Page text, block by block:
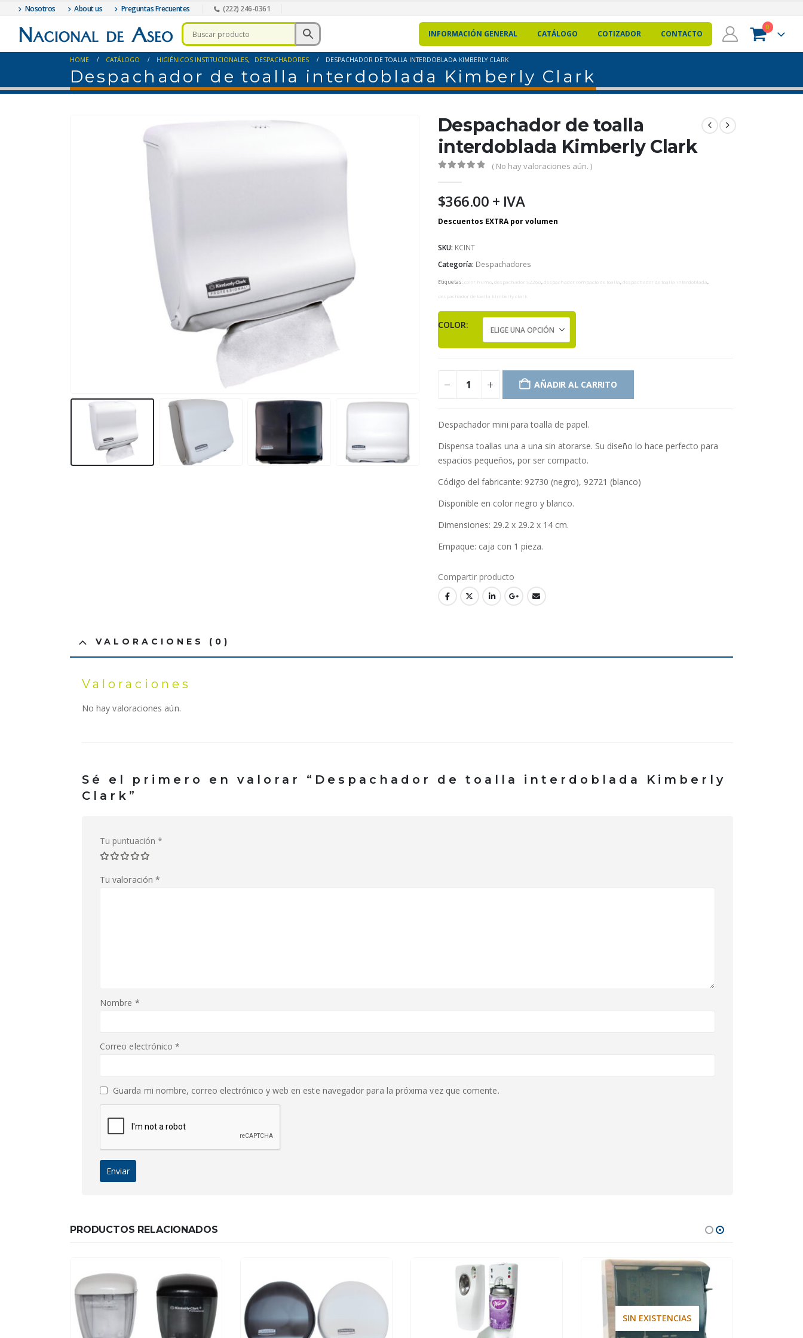
Nosotros About us Preguntas Frecuentes (222) 246-0361
INFORMACIÓN GENERAL CATÁLOGO COTIZADOR CONTACTO
0
HOME CATÁLOGO HIGIÉNICOS INSTITUCIONALES, DESPACHADORES DESPACHADOR DE TOALLA INTERDOBLADA KIMBERLY CLARK
Despachador de toalla interdoblada Kimberly Clark
Despachador de toalla
interdoblada Kimberly Clark
( No hay valoraciones aún. )
$366.00 + IVA
SKU: KCINT
Categoría: Despachadores
Etiquetas: color humo, despachador 92260 despachador compacto de toalla despachador de toalla interdoblada
despachador de toalla kimberly clark
COLOR
AÑADIR AL CARRITO
Despachador mini para toalla de papel.
Dispensa toallas una a una sin atorarse. Su diseño lo hace perfecto para
espacios pequeños, por ser compacto.
Código del fabricante: 92730 (negro), 92721 (blanco)
Disponible en color negro y blanco.
Dimensiones: 29.2 x 29.2 x 14 cm.
Empaque: caja con 1 pieza.
VALORACIONES (0)
Valoraciones
No hay valoraciones aún.
Sé el primero en valorar “Despachador de toalla interdoblada Kimberly
Clark”
Tu puntuación *
Tu valoración *
Nombre *
Correo electrónico*
Guarda mi nombre, correo electrónico y web en este navegador para la próxima vez que comente.
PRODUCTOS RELACIONADOS
SIN EXISTENCIAS